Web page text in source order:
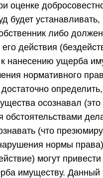
оценке
будет устанавливать,
либо
его действия
к нанесению ущерба
нормативного
осознавал
обстоятельствами
(что
нормы
могут привести
имуществу. Данный